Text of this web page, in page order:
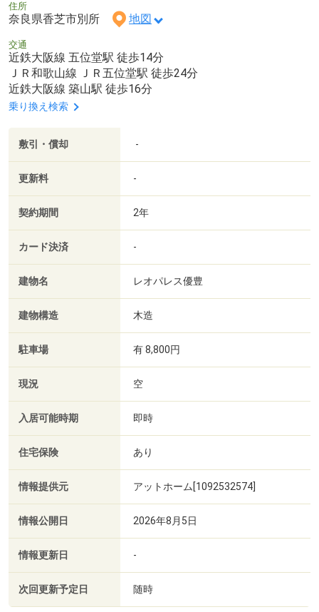
住所
奈良県香芝市別所 地図
交通
近鉄大阪線 五位堂駅 徒歩14分
ＪＲ和歌山線 ＪＲ五位堂駅 徒歩24分
近鉄大阪線 築山駅 徒歩16分
乗り換え検索
敷引・償却 -
更新料 -
契約期間 2年
カード決済 -
建物名 レオパレス優豊
建物構造 木造
駐車場 有 8,800円
現況 空
入居可能時期 即時
住宅保険 あり
情報提供元 アットホーム[1092532574]
情報公開日 2026年8月5日
情報更新日 -
次回更新予定日 随時